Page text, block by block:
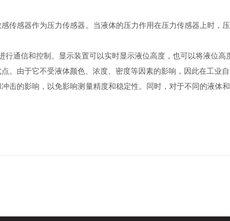
感器作为压力传感器。当液体的压力作用在压力传感器上时，
信和控制。显示装置可以实时显示液位高度，也可以将液位高
由于它不受液体颜色、浓度、密度等因素的影响，因此在工业自
的影响，以免影响测量精度和稳定性。同时，对于不同的液体